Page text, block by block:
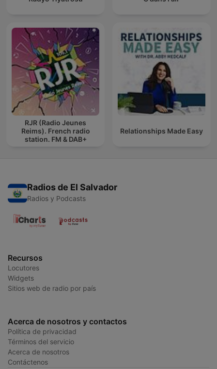
RJR (Radio Jeunes
Reims). French radio
station. FM & DAB+
Relationships Made Easy
Radios de El Salvador
Radios y Podcasts
Recursos
Locutores
Widgets
Sitios web de radio por país
Acerca de nosotros y contactos
Política de privacidad
Términos del servicio
Acerca de nosotros
Contáctenos